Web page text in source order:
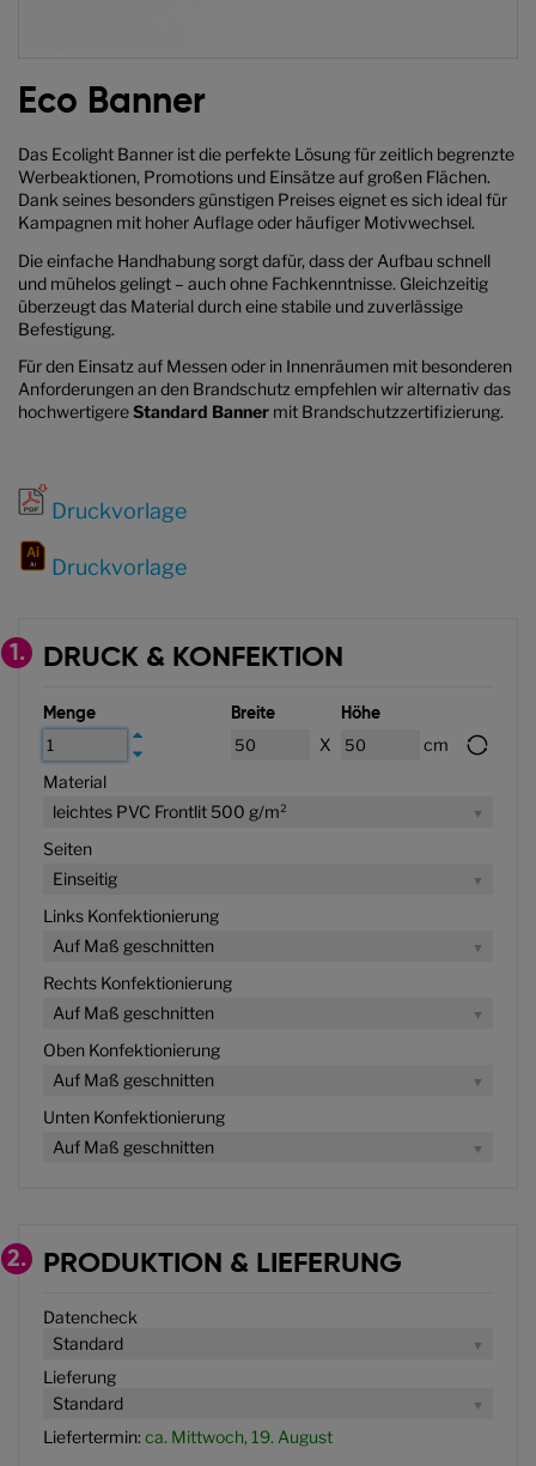
Anfang
der
springen
Eco Banner
Das Ecolight Banner ist die perfekte Lösung für zeitlich begrenzte
Werbeaktionen, Promotions und Einsätze auf großen Flächen.
Dank seines besonders günstigen Preises eignet es sich ideal für
Kampagnen mit hoher Auflage oder häufiger Motivwechsel.
Die einfache Handhabung sorgt dafür, dass der Aufbau schnell
und mühelos gelingt – auch ohne Fachkenntnisse. Gleichzeitig
überzeugt das Material durch eine stabile und zuverlässige
Befestigung.
Für den Einsatz auf Messen oder in Innenräumen mit besonderen
Anforderungen an den Brandschutz empfehlen wir alternativ das
hochwertigereStandard Banner mit Brandschutzzertifizierung.
Druckvorlage
Druckvorlage
1. DRUCK & KONFEKTION
Menge Breite
X
Höhe
cm
Material
leichtes PVC Frontlit 500 g/m²
Seiten
Einseitig
Links Konfektionierung
Auf Maß geschnitten
Rechts Konfektionierung
Auf Maß geschnitten
Oben Konfektionierung
Auf Maß geschnitten
Unten Konfektionierung
Auf Maß geschnitten
2. PRODUKTION & LIEFERUNG
Datencheck
Standard
Lieferung
Standard
Liefertermin: ca. Mittwoch, 19. August